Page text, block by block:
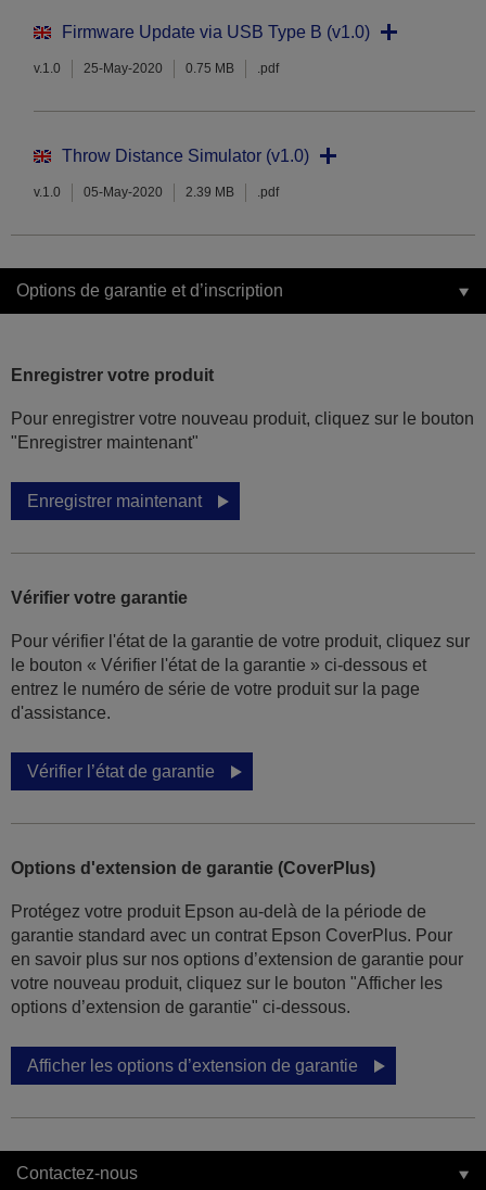
Firmware Update via USB Type B (v1.0)
v.1.0 25-May-2020 0.75 MB .pdf
Throw Distance Simulator (v1.0)
v.1.0 05-May-2020 2.39 MB .pdf
Options de garantie et d’inscription
Enregistrer votre produit
Pour enregistrer votre nouveau produit, cliquez sur le bouton
"Enregistrer maintenant"
Enregistrer maintenant
Vérifier votre garantie
Pour vérifier l'état de la garantie de votre produit, cliquez sur
le bouton « Vérifier l'état de la garantie » ci-dessous et
entrez le numéro de série de votre produit sur la page
d'assistance.
Vérifier l’état de garantie
Options d'extension de garantie (CoverPlus)
Protégez votre produit Epson au-delà de la période de
garantie standard avec un contrat Epson CoverPlus. Pour
en savoir plus sur nos options d’extension de garantie pour
votre nouveau produit, cliquez sur le bouton "Afficher les
options d’extension de garantie" ci-dessous.
Afficher les options d’extension de garantie
Contactez-nous